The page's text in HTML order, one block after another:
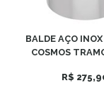
BALDE AÇO
COSMOS
R$